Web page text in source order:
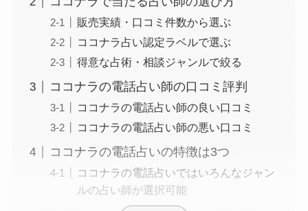
販売実績・口コミ件数から選ぶ
ココナラ占い認定ラベルで選ぶ
得意な占術・相談ジャンルで絞る
ココナラの電話占い師の口コミ評判
ココナラの電話占い師の良い口コミ
ココナラの電話占い師の悪い口コミ
ココナラの電話占いの特徴は3つ
ココナラの電話占いではいろんなジャン
ルの占い師が選択可能